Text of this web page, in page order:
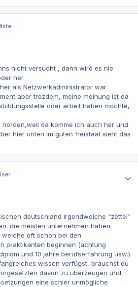
nicht versucht , dann wird es nie
her.
als Netzwerkadministrator war
aber trozdem, meine meinung ist da
oder arbeit haben möchte,
da komme ich auch her und
hier unten im guten freistaat sieht das
deutschland irgendwelche "zettel"
die meisten unternehmen haben
oft schon bei den
praktikanten beginnen (achtung
und 10 jahre berufserfahrung usw.).
wissen verfügst, brauchst du
davon zu überzeugen und
eine schier unmögliche